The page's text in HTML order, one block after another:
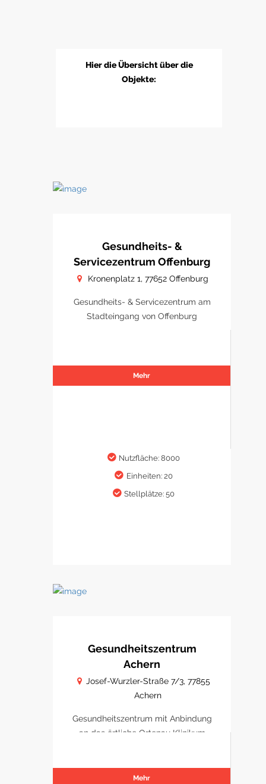
Hier die Übersicht über die
Objekte:
Gesundheits- &
Servicezentrum Offenburg
Kronenplatz 1, 77652 Offenburg
Gesundheits- & Servicezentrum am
Stadteingang von Offenburg
Mehr
Nutzfläche: 8000
Einheiten: 20
Stellplätze: 50
Gesundheitszentrum
Achern
Josef-Wurzler-Straße 7/3, 77855
Achern
Gesundheitszentrum mit Anbindung
an das örtliche Ortenau Klinikum
Mehr